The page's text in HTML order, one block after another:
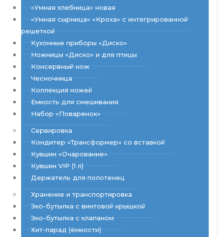
«Умная хлебница» новая
«Умная сырница» «Кроха» с интегрированной
решеткой
Кухонные приборы «Диско»
Ножницы «Диско» и для птицы
Консервный нож
Чесночница
Коллекция ножей
Емкость для смешивания
Набор «Поваренок»
Сервировка
Кондитер «Трансформер» со вставкой
Кувшин «Очарование»
Кувшин VIP (1 л)
Держатель для полотенец
Хранение и транспортировка
Эко-бутылка с винтовой крышкой
Эко-бутылка с клапаном
Хит-парад (ёмкости)